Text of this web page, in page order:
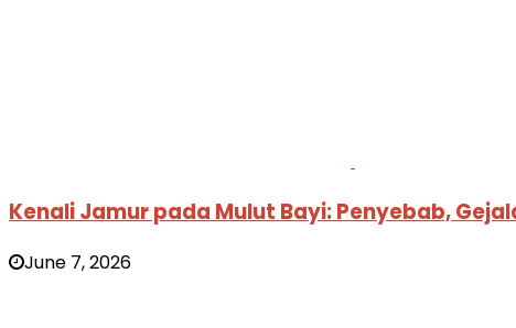
Kenali Jamur pada Mulut Bayi: Penyebab,
June 7, 2026